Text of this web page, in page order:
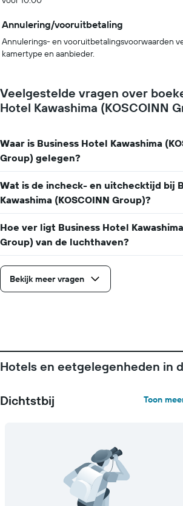
Annulering/vooruitbetaling
Annulerings- en vooruitbetalingsvoorwaarden
kamertype en aanbieder.
Veelgestelde vragen over
Hotel Kawashima (KOSCOINN
Waar is Business Hotel Kawashima
Group) gelegen?
Wat is de incheck- en uitchecktijd bij
Kawashima (KOSCOINN Group)?
Hoe ver ligt Business Hotel Kawashima
Group) van de luchthaven?
Bekijk meer vragen
Hotels en eetgelegenheden in
Dichtstbij Toon